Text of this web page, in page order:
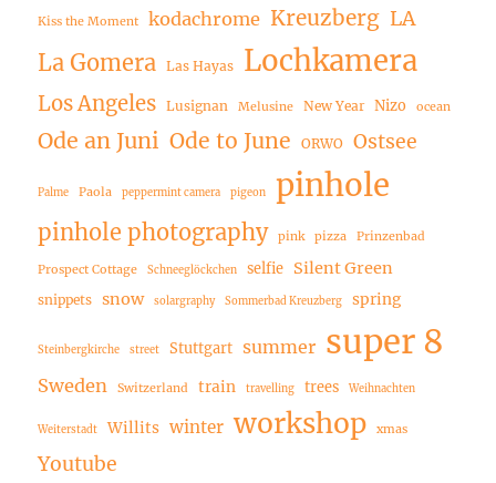
Kiss the Moment kodachrome Kreuzberg LA
La Gomera Las Hayas Lochkamera
Los Angeles Lusignan Melusine New Year Nizo ocean
Ode an Juni Ode to June ORWO Ostsee
Palme Paola peppermint camera pigeon pinhole
pinhole photography pink pizza Prinzenbad
Prospect Cottage Schneeglöckchen selfie Silent Green
snippets snow solargraphy Sommerbad Kreuzberg spring
Steinbergkirche street Stuttgart summer super 8
Sweden Switzerland train travelling trees Weihnachten
Weiterstadt Willits winter workshop xmas
Youtube